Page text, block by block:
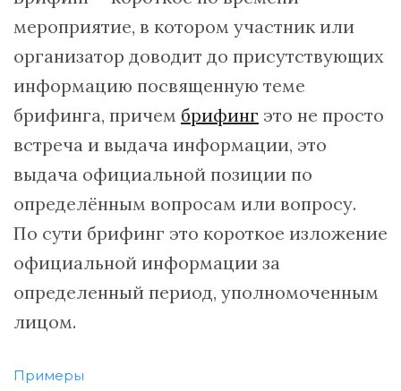
мероприятие, в котором участник или
организатор доводит до присутствующих
информацию посвященную теме
брифинга, причем брифинг это не просто
встреча и выдача информации, это
выдача официальной позиции по
определённым вопросам или вопросу.
По сути брифинг это короткое изложение
официальной информации за
определенный период, уполномоченным
лицом.
Примеры